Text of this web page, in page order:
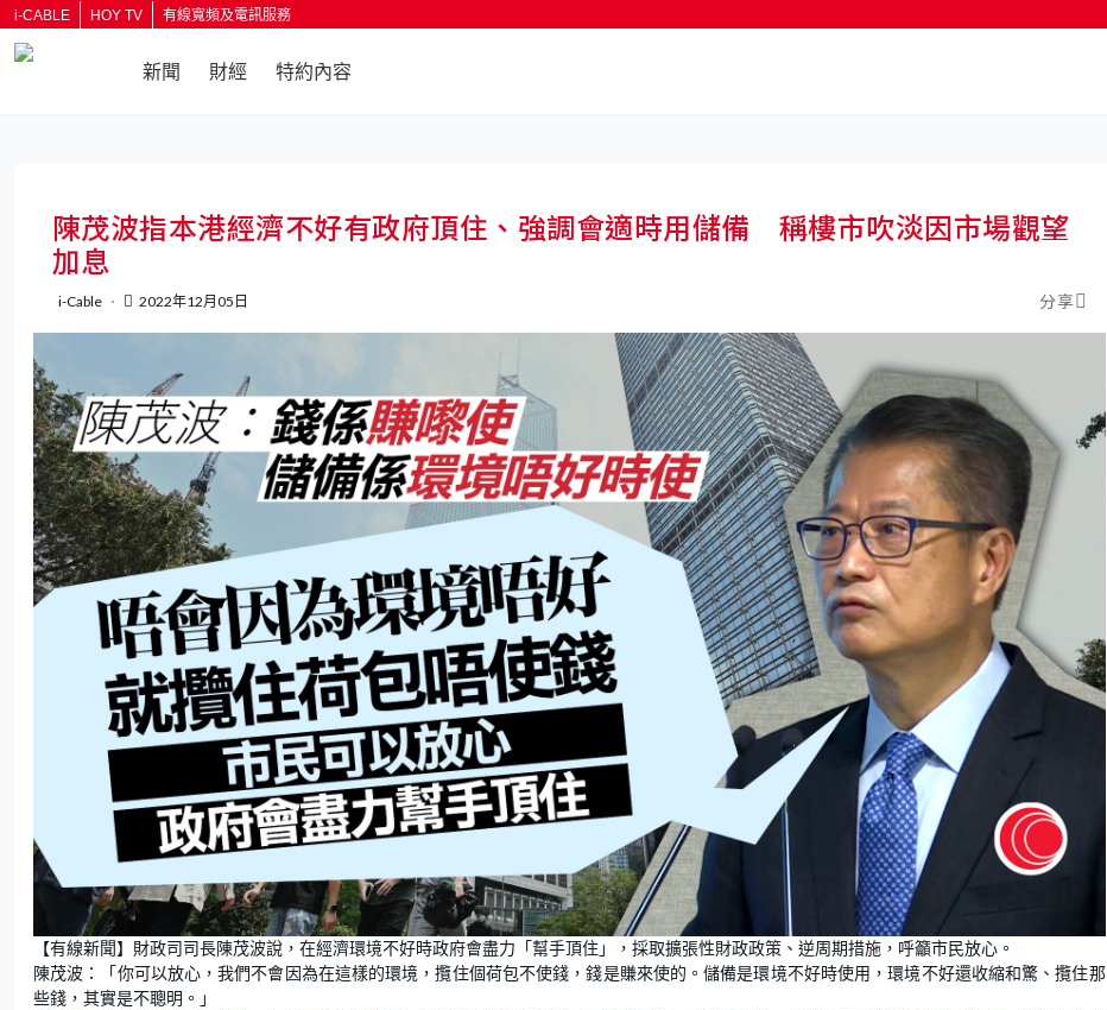
i-CABLE HOY TV 有線寬頻及電訊服務
新聞 財經 特約內容
陳茂波指本港經濟不好有政府頂住、強調會適時用儲備 稱樓市吹淡因市場觀望
加息
i-Cable 2022年12月05日 分享
【有線新聞】財政司司長陳茂波說，在經濟環境不好時政府會盡力「幫手頂住」，採取擴張性財政政策、逆周期措施，呼籲市民放心。
陳茂波：「你可以放心，我們不會因為在這樣的環境，攬住個荷包不使錢，錢是賺來使的。儲備是環境不好時使用，環境不好還收縮和驚、攬住那
些錢，其實是不聰明。」